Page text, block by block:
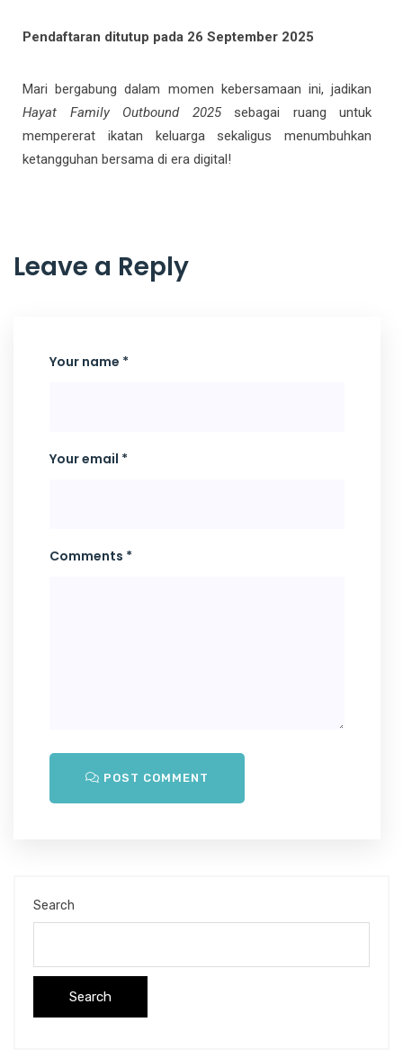
Pendaftaran ditutup pada 26 September 2025
Mari bergabung dalam momen kebersamaan ini, jadikan
Hayat Family Outbound 2025sebagai ruang untuk
mempererat ikatan keluarga sekaligus menumbuhkan
ketangguhan bersama di era digital!
Leave a Reply
Your name *
Your email *
Comments *
POST COMMENT
Search
Search